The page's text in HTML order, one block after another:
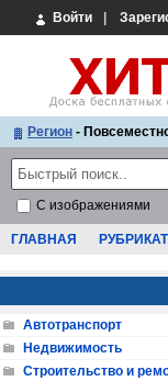
Войти
Регион -
С изображениями
ГЛАВНАЯ
Автотранспорт
Недвижимость
Строительство и